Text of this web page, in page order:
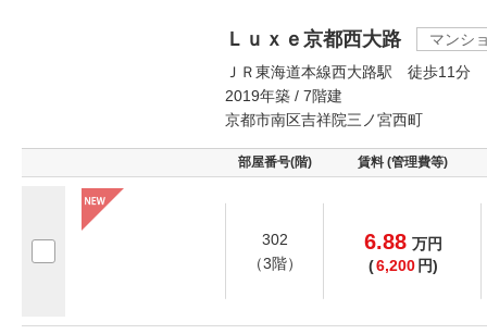
Ｌｕｘｅ京都西大路
マンシ
ＪＲ東海道本線西大路駅 徒歩11分
2019年築 / 7階建
京都市南区吉祥院三ノ宮西町
部屋番号(階) 賃料 (管理費等)
302
（3階）
6.88 万円
(6,200 円)